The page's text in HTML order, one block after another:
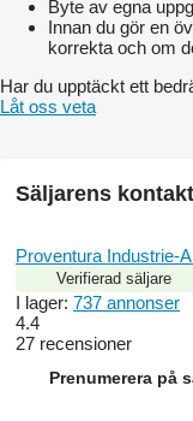
Byte av egna
Innan du gör en
korrekta och om
Har du upptäckt ett
Låt oss veta
Säljarens
Proventura Industrie-
Verifierad säljare
I lager: 737 annonser
4.4
27 recensioner
Prenumerera på